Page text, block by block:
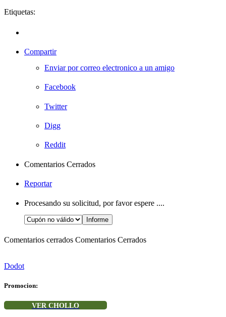
Etiquetas:
Compartir
Enviar por correo electronico a un amigo
Facebook
Twitter
Digg
Reddit
Comentarios Cerrados
Reportar
Procesando su solicitud, por favor espere ....
Comentarios cerrados Comentarios Cerrados
Dodot
Promocion:
VER CHOLLO